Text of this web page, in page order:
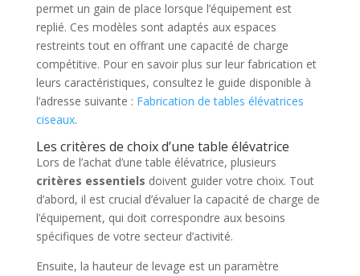
permet un gain de place lorsque l’équipement est
replié. Ces modèles sont adaptés aux espaces
restreints tout en offrant une capacité de charge
compétitive. Pour en savoir plus sur leur fabrication et
leurs caractéristiques, consultez le guide disponible à
l’adresse suivante : Fabrication de tables élévatrices
ciseaux.
Les critères de choix d’une table élévatrice
Lors de l’achat d’une table élévatrice, plusieurs
critères essentiels doivent guider votre choix. Tout
d’abord, il est crucial d’évaluer la capacité de charge de
l’équipement, qui doit correspondre aux besoins
spécifiques de votre secteur d’activité.
Ensuite, la hauteur de levage est un paramètre